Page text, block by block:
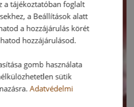
a tájékoztatóban foglalt
a Beállítások alatt
a hozzájárulás körét
hozzájárulásod.
gomb használata
sütik
Adatvédelmi